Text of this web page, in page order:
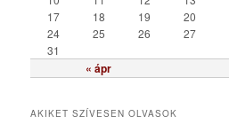
« ápr
17
18 19 20
24
25 26 27
31
AKIKET SZÍVESEN OLVASOK